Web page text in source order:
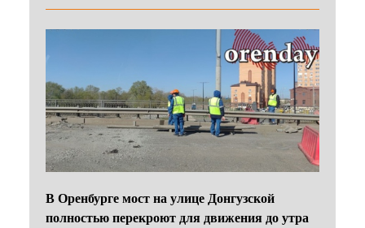
В Оренбурге мост на улице Донгузской
полностью перекроют для движения до утра